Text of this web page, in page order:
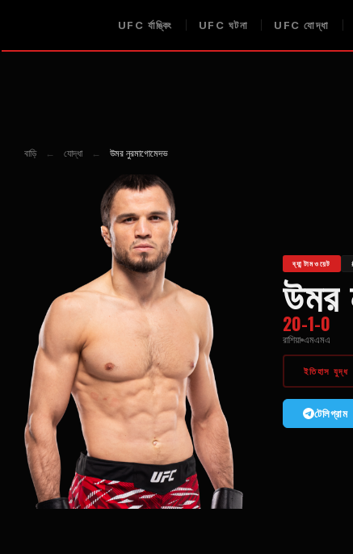
UFC র্যাঙ্কিং UFC ঘটনা UFC যোদ্ধা
বাড়ি ← যোদ্ধা ← উমর নুরমাগোমেদভ
ব্যান্টামওয়েট
উমর
20-1-0
রাশিয়া এমএমএ
ইতিহাস যুদ্ধ
টেলিগ্রাম